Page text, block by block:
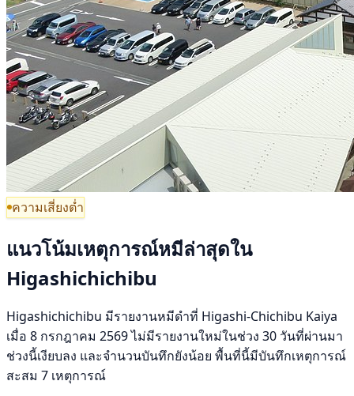
ความเสี่ยงต่ำ
แนวโน้มเหตุการณ์หมีล่าสุดใน
Higashichichibu
Higashichichibu มีรายงานหมีดำที่ Higashi-Chichibu Kaiya
เมื่อ 8 กรกฎาคม 2569 ไม่มีรายงานใหม่ในช่วง 30 วันที่ผ่านมา
ช่วงนี้เงียบลง และจำนวนบันทึกยังน้อย พื้นที่นี้มีบันทึกเหตุการณ์
สะสม 7 เหตุการณ์